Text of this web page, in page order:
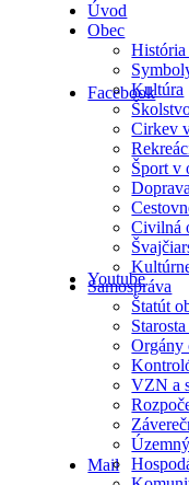
Facebook
Youtube
Mail
Úvod
Obec
História
Kultúra
Cirkev
Šport v
Doprava
Civilná
Samospráva
Štatút
Orgány
VZN a